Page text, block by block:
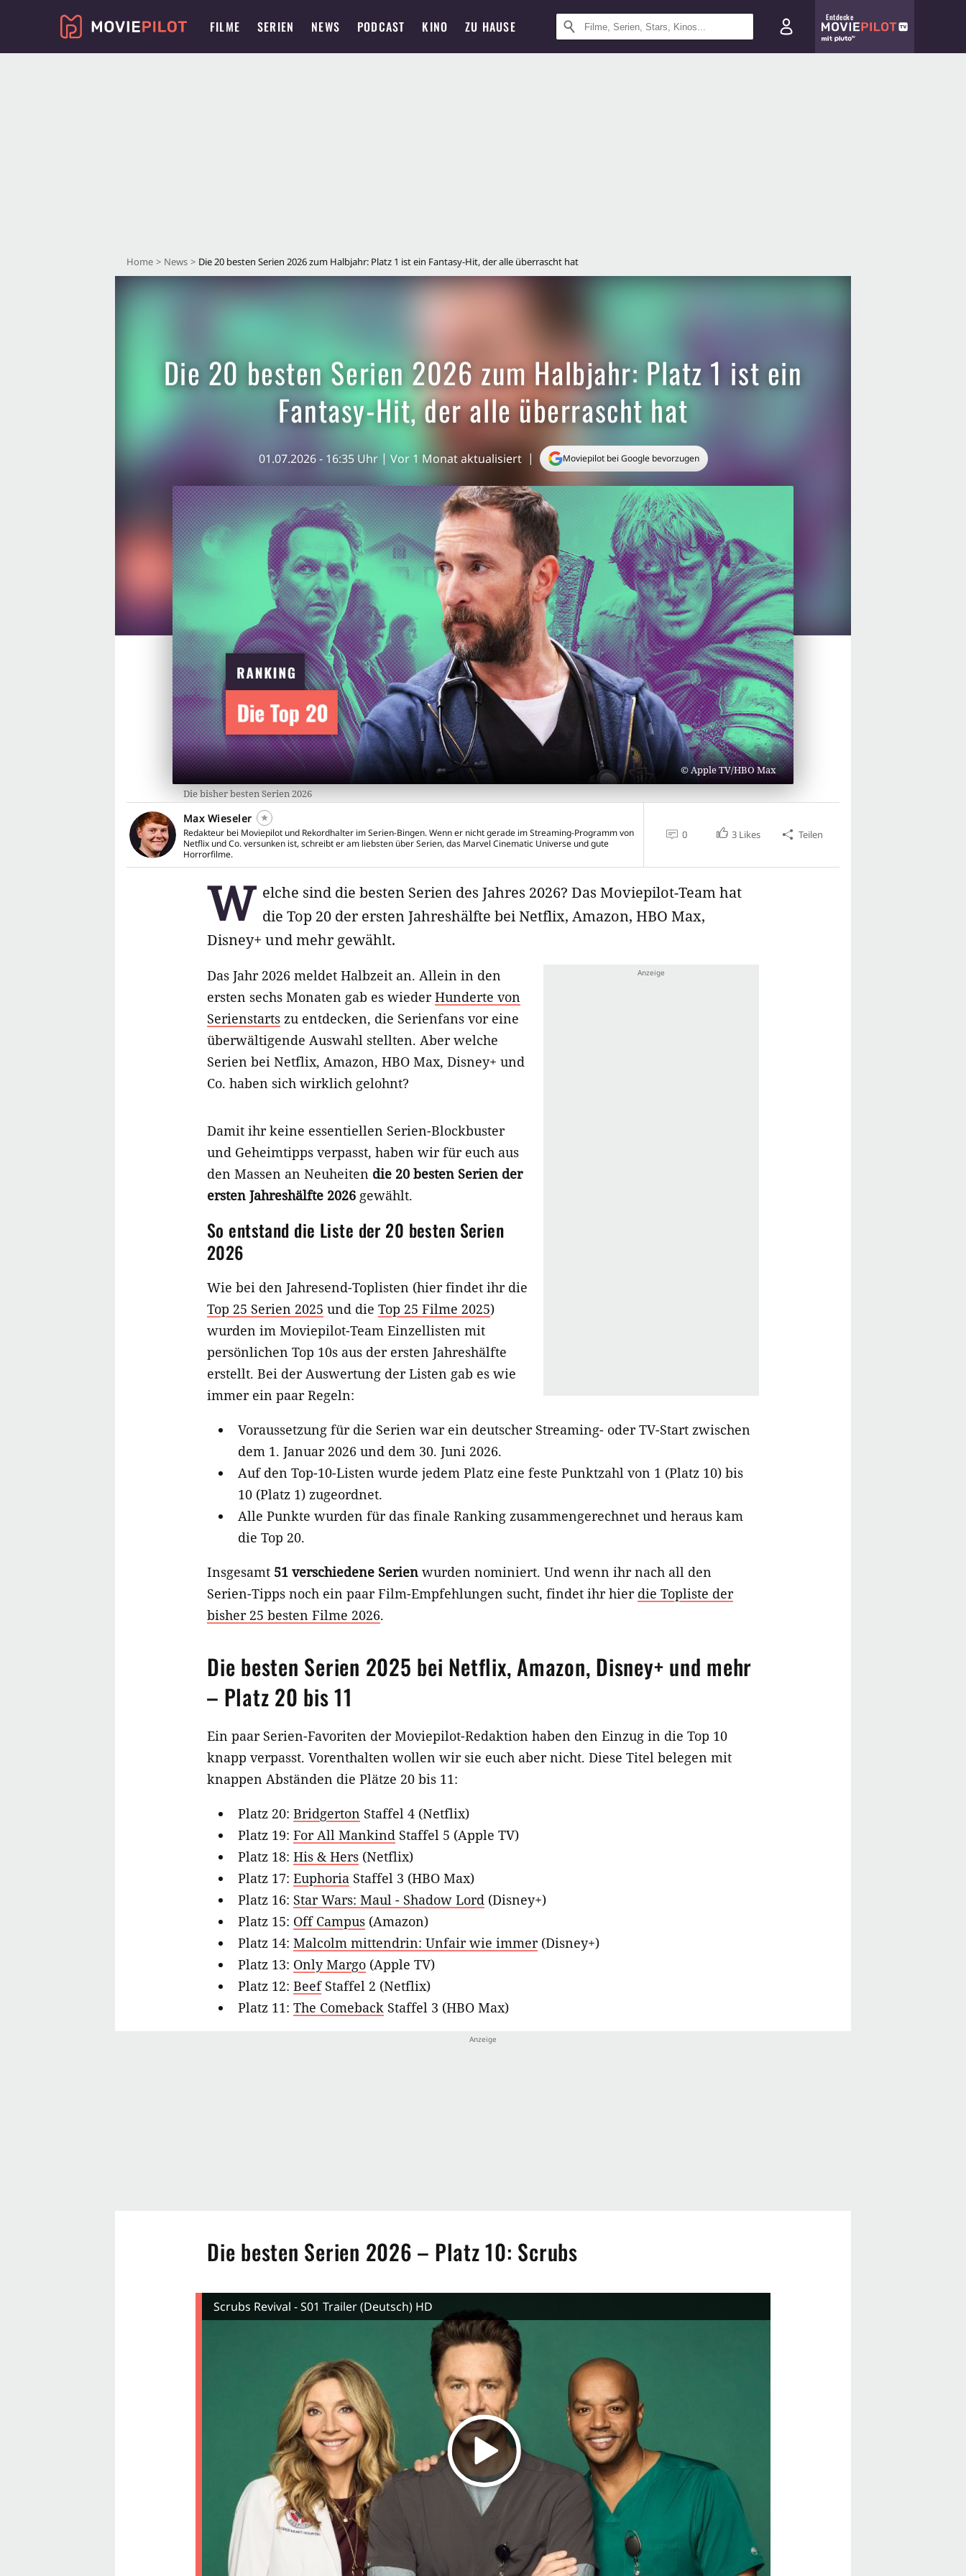
FILME SERIEN NEWS PODCAST KINO ZU HAUSE
Entdecke
Home News Die 20 besten Serien 2026 zum Halbjahr: Platz 1 ist ein Fantasy-Hit, der alle überrascht hat
Die 20 besten Serien 2026 zum Halbjahr: Platz 1 ist ein
Fantasy-Hit, der alle überrascht hat
01.07.2026 - 16:35 Uhr Vor 1 Monat aktualisiert Moviepilot bei Google bevorzugen
Apple TV/HBO Max
Die bisher besten Serien 2026
Max Wieseler
Redakteur bei Moviepilot und Rekordhalter im Serien-Bingen. Wenn er nicht gerade im Streaming-Programm von
Netflix und Co. versunken ist, schreibt er am liebsten über Serien, das Marvel Cinematic Universe und gute
Horrorfilme.
0 3 Likes Teilen
W elche sind die besten Serien des Jahres 2026? Das Moviepilot-Team hat
die Top 20 der ersten Jahreshälfte bei Netflix, Amazon, HBO Max,
Disney+ und mehr gewählt.
Das Jahr 2026 meldet Halbzeit an. Allein in den
ersten sechs Monaten gab es wiederHunderte von
Serienstarts zu entdecken, die Serienfans vor eine
überwältigende Auswahl stellten. Aber welche
Serien bei Netflix, Amazon, HBO Max, Disney+ und
Co. haben sich wirklich gelohnt?
Damit ihr keine essentiellen Serien-Blockbuster
und Geheimtipps verpasst, haben wir für euch aus
den Massen an Neuheiten die 20 besten Serien der
ersten Jahreshälfte 2026 gewählt.
So entstand die Liste der 20 besten Serien
2026
Wie bei den Jahresend-Toplisten (hier findet ihr die
Top 25 Serien 2025 und die Top 25 Filme 2025)
wurden im Moviepilot-Team Einzellisten mit
persönlichen Top 10s aus der ersten Jahreshälfte
erstellt. Bei der Auswertung der Listen gab es wie
immer ein paar Regeln:
Voraussetzung für die Serien war ein deutscher Streaming- oder TV-Start zwischen
dem 1. Januar 2026 und dem 30. Juni 2026.
Auf den Top-10-Listen wurde jedem Platz eine feste Punktzahl von 1 (Platz 10) bis
10 (Platz 1) zugeordnet.
Alle Punkte wurden für das finale Ranking zusammengerechnet und heraus kam
die Top 20.
Insgesamt 51 verschiedene Serien wurden nominiert. Und wenn ihr nach all den
Serien-Tipps noch ein paar Film-Empfehlungen sucht, findet ihr hier die Topliste der
bisher 25 besten Filme 2026.
Die besten Serien 2025 bei Netflix, Amazon, Disney+ und mehr
– Platz 20 bis 11
Ein paar Serien-Favoriten der Moviepilot-Redaktion haben den Einzug in die Top 10
knapp verpasst. Vorenthalten wollen wir sie euch aber nicht. Diese Titel belegen mit
knappen Abständen die Plätze 20 bis 11:
Platz 20: Bridgerton Staffel 4 (Netflix)
Platz 19: For All Mankind Staffel 5 (Apple TV)
Platz 18: His & Hers (Netflix)
Platz 17: Euphoria Staffel 3 (HBO Max)
Platz 16: Star Wars: Maul - Shadow Lord (Disney+)
Platz 15: Off Campus (Amazon)
Platz 14: Malcolm mittendrin: Unfair wie immer(Disney+)
Platz 13: Only Margo (Apple TV)
Platz 12: BeefStaffel 2 (Netflix)
Platz 11: The Comeback Staffel 3 (HBO Max)
Die besten Serien 2026 – Platz 10: Scrubs
Scrubs Revival - S01 Trailer (Deutsch) HD